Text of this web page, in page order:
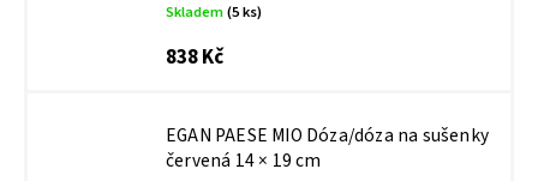
Skladem(5 ks)
838 Kč
EGAN PAESE MIO Dóza/dóza na sušenky
červená 14 × 19 cm